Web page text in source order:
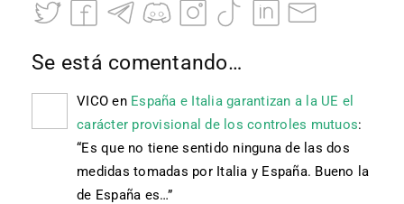
Se está comentando…
VICO en España e Italia garantizan a la UE el
carácter provisional de los controles mutuos:
“Es que no tiene sentido ninguna de las dos
medidas tomadas por Italia y España. Bueno la
de España es…”